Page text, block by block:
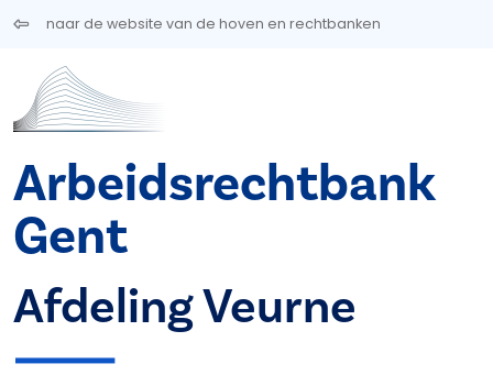
Overslaan en naar de inhoud gaan
naar de website van de hoven en rechtbanken
Arbeidsrechtbank
Gent
Afdeling Veurne